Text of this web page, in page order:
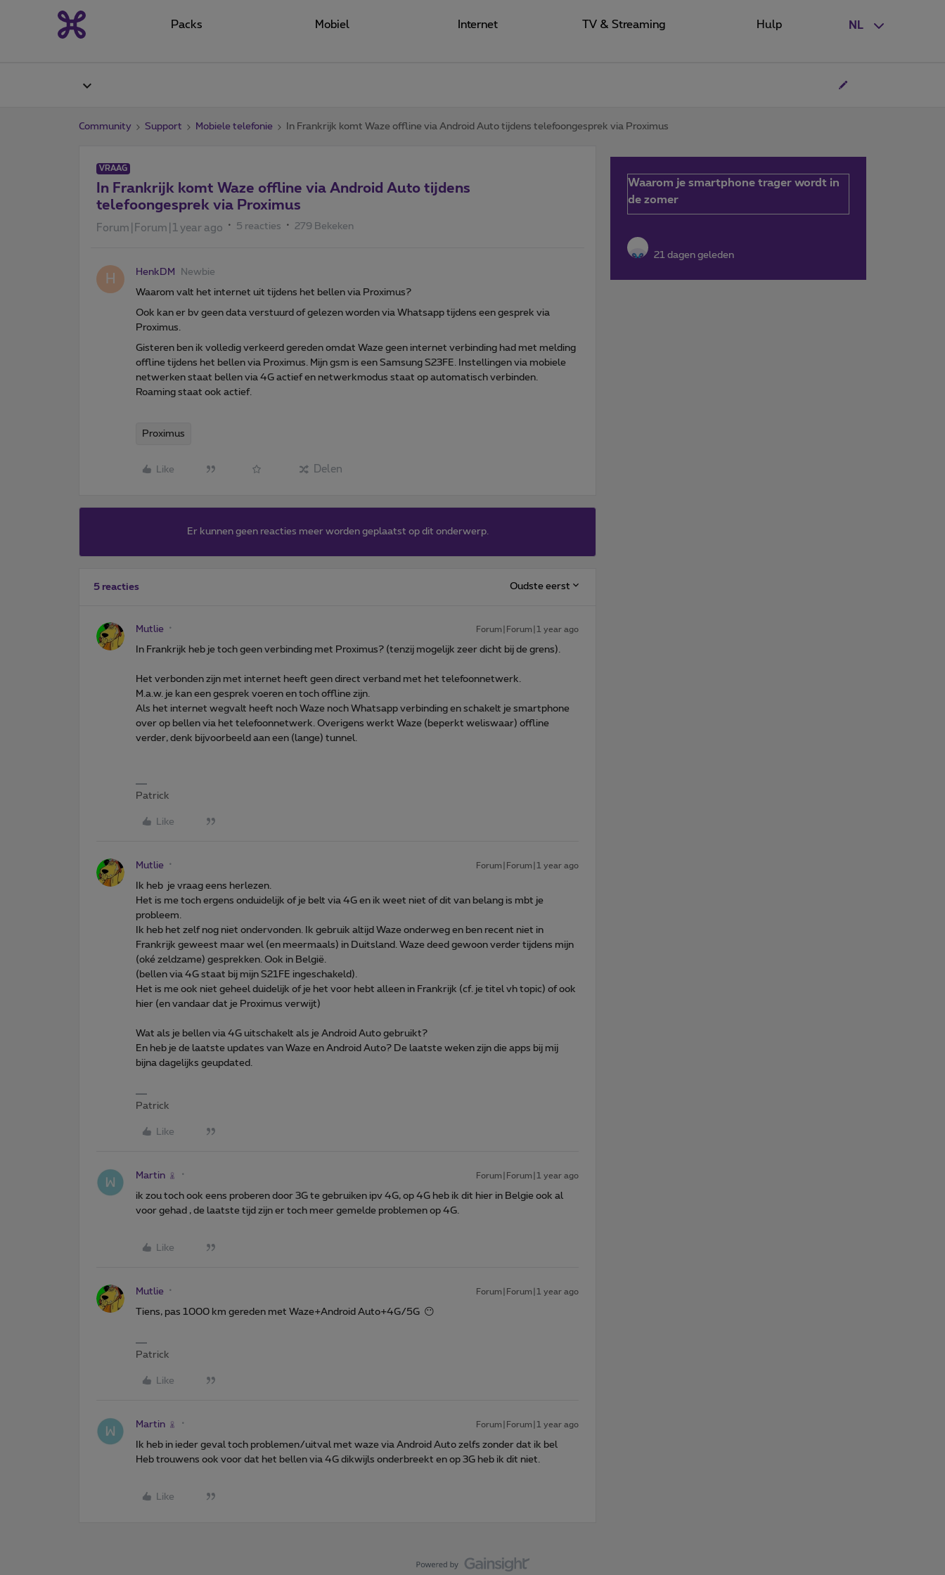
NL
Packs Mobiel Internet TV & Streaming Hulp
Community Support Mobiele telefonie In Frankrijk komt Waze offline via Android Auto tijdens telefoongesprek via Proximus
VRAAG
In Frankrijk komt Waze offline via Android Auto tijdens
telefoongesprek via Proximus
Forum|Forum|1 year ago 5 reacties 279 Bekeken
H HenkDM Newbie
Waarom valt het internet uit tijdens het bellen via Proximus?
Ook kan er bv geen data verstuurd of gelezen worden via Whatsapp tijdens een gesprek via
Proximus.
Gisteren ben ik volledig verkeerd gereden omdat Waze geen internet verbinding had met melding
offline tijdens het bellen via Proximus. Mijn gsm is een Samsung S23FE. Instellingen via mobiele
netwerken staat bellen via 4G actief en netwerkmodus staat op automatisch verbinden.
Roaming staat ook actief.
Proximus
Like Delen
Er kunnen geen reacties meer worden geplaatst op dit onderwerp.
5 reacties Oudste eerst
Mutlie Forum|Forum|1 year ago
In Frankrijk heb je toch geen verbinding met Proximus? (tenzij mogelijk zeer dicht bij de grens).
Het verbonden zijn met internet heeft geen direct verband met het telefoonnetwerk.
M.a.w. je kan een gesprek voeren en toch offline zijn.
Als het internet wegvalt heeft noch Waze noch Whatsapp verbinding en schakelt je smartphone
over op bellen via het telefoonnetwerk. Overigens werkt Waze (beperkt weliswaar) offline
verder, denk bijvoorbeeld aan een (lange) tunnel.
Patrick
Like
Mutlie Forum|Forum|1 year ago
Ik heb je vraag eens herlezen.
Het is me toch ergens onduidelijk of je belt via 4G en ik weet niet of dit van belang is mbt je
probleem.
Ik heb het zelf nog niet ondervonden. Ik gebruik altijd Waze onderweg en ben recent niet in
Frankrijk geweest maar wel (en meermaals) in Duitsland. Waze deed gewoon verder tijdens mijn
(oké zeldzame) gesprekken. Ook in België.
(bellen via 4G staat bij mijn S21FE ingeschakeld).
Het is me ook niet geheel duidelijk of je het voor hebt alleen in Frankrijk (cf. je titel vh topic) of ook
hier (en vandaar dat je Proximus verwijt)
Wat als je bellen via 4G uitschakelt als je Android Auto gebruikt?
En heb je de laatste updates van Waze en Android Auto? De laatste weken zijn die apps bij mij
bijna dagelijks geupdated.
Patrick
Like
Martin Forum|Forum|1 year ago
ik zou toch ook eens proberen door 3G te gebruiken ipv 4G, op 4G heb ik dit hier in Belgie ook al
voor gehad , de laatste tijd zijn er toch meer gemelde problemen op 4G.
Like
Mutlie Forum|Forum|1 year ago
Tiens, pas 1000 km gereden met Waze+Android Auto+4G/5G 😶
Patrick
Like
Martin Forum|Forum|1 year ago
Ik heb in ieder geval toch problemen/uitval met waze via Android Auto zelfs zonder dat ik bel
Heb trouwens ook voor dat het bellen via 4G dikwijls onderbreekt en op 3G heb ik dit niet.
Like
Waarom je smartphone trager wordt in
de zomer
21 dagen geleden